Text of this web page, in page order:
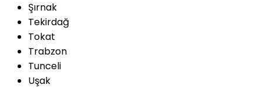
Şırnak
Tekirdağ
Tokat
Trabzon
Tunceli
Uşak